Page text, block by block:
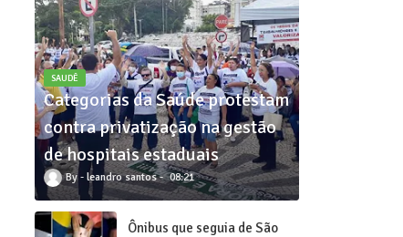
SAUDÊ
Categorias da Saúde protestam
contra privatização na gestão
de hospitais estaduais
leandro santos 08:21
Ônibus que seguia de São